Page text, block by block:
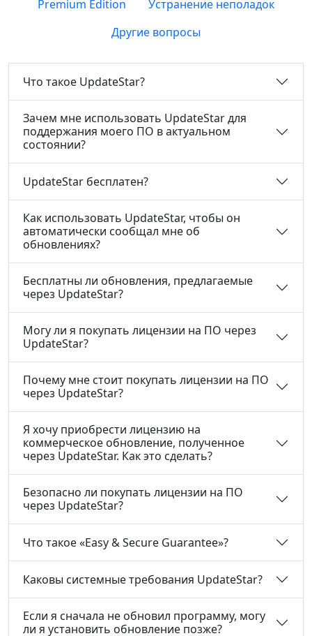
Premium Edition
Устранение неполадок
Другие вопросы
Что такое UpdateStar?
Зачем мне использовать UpdateStar для
поддержания моего ПО в актуальном
состоянии?
UpdateStar бесплатен?
Как использовать UpdateStar, чтобы он
автоматически сообщал мне об
обновлениях?
Бесплатны ли обновления, предлагаемые
через UpdateStar?
Могу ли я покупать лицензии на ПО через
UpdateStar?
Почему мне стоит покупать лицензии на ПО
через UpdateStar?
Я хочу приобрести лицензию на
коммерческое обновление, полученное
через UpdateStar. Как это сделать?
Безопасно ли покупать лицензии на ПО
через UpdateStar?
Что такое «Easy & Secure Guarantee»?
Каковы системные требования UpdateStar?
Если я сначала не обновил программу, могу
ли я установить обновление позже?